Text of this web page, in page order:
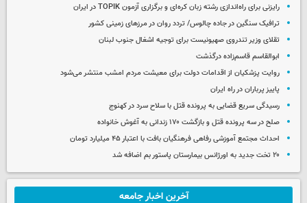
رایزنی برای راه‌اندازی رشته زبان کره‌ای و برگزاری آزمون TOPIK در ایران
ترافیک سنگین در جاده چالوس/ تردد روان در مرزهای زمینی کشور
تقلای وزیر تندروی صهیونیست برای توجیه اشغال جنوب لبنان
ابوالقاسم قاسم‌زاده درگذشت
روایت پزشکیان از اقدامات دولت برای معیشت مردم امشب منتشر می‌شود
پاییز پرباران در راه ایران
رسیدگی سریع قضایی به پرونده قتل با سلاح سرد در کهنوج
صلح در سه پرونده قتل و بازگشت ۱۷۰ زندانی به آغوش خانواده
احداث مجتمع آموزشی رفاهی فرهنگیان بافت با اعتبار ۴۵ میلیارد تومان
۲۰ تخت جدید به اورژانس بیمارستان پاستور بم اضافه شد
آخرین اخبار جامعه